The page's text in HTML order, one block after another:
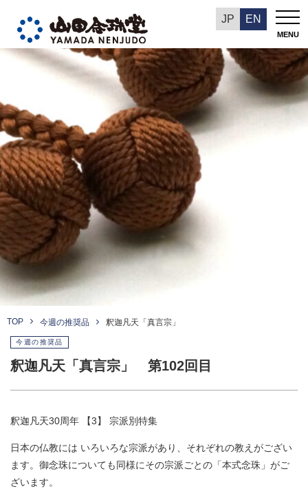
JP EN
MENU
今週の推奨品
TOP 今週の推奨品 釈迦凡天「真言宗」
今週の推奨品
釈迦凡天「真言宗」 第102回目
釈迦凡天30周年 【3】 宗派別特集
日本の仏教には いろいろな宗派があり、それぞれの教えがござい
ます。御念珠についても同様にその宗派ごとの「本式念珠」がご
ざいます。